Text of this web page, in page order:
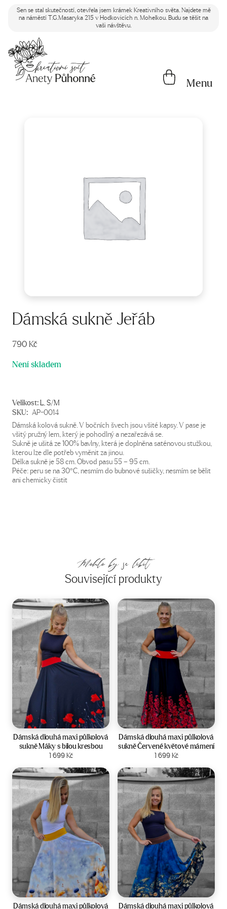
Sen se stal skutečností, otevřela jsem krámek Kreativního světa. Najdete mě
na náměstí T.G.Masaryka 215 v Hodkovicích n. Mohelkou. Budu se těšit na
vaši návštěvu.
Menu
Dámská sukně Jeřáb
790 Kč
Není skladem
Velikost:L S/M
SKU: AP-0014
Dámská kolová sukně. V bočních švech jsou všité kapsy. V pase je
všitý pružný lem, který je pohodlný a nezařezává se.
Sukně je ušitá ze 100% bavlny, která je doplněna saténovou stužkou,
kterou lze dle potřeb vyměnit za jinou.
Délka sukně je 58 cm. Obvod pasu 55 – 95 cm.
Péče: peru se na 30°C, nesmím do bubnové sušičky, nesmím se bělit
ani chemicky čistit
Mohlo by se líbit
Související produkty
Velikost:36-44
Dámská dlouhá maxi půlkolová
sukně Máky s bílou kresbou
1 699Kč
Zobrazit produkt
Velikost:34-44
Dámská dlouhá maxi půlkolová
sukně Červené květové mámení
1 699Kč
Zobrazit produkt
Velikost:36-42
Dámská dlouhá maxi půlkolová
Velikost:36-44
Dámská dlouhá maxi půlkolová